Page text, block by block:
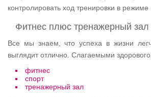
контролировать ход тренировки в
Фитнес плюс тренажерный
Все мы знаем, что успеха в жизни
выглядит отлично. Слагаемыми
фитнес
спорт
тренажерный зал